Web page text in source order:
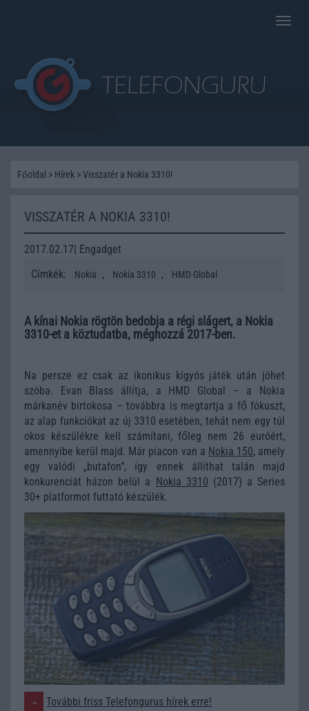
Toggle
Főoldal > Hírek >Visszatér a Nokia 3310!
VISSZATÉR A NOKIA 3310!
2017.02.17| Engadget
Címkék:
Nokia , Nokia 3310 , HMD Global
A kínai Nokia rögtön bedobja a régi slágert, a Nokia
3310-et a köztudatba, méghozzá 2017-ben.
Na persze ez csak az ikonikus kígyós játék után jöhet
szóba. Evan Blass állítja, a HMD Global – a Nokia
márkanév birtokosa – továbbra is megtartja a fő fókuszt,
az alap funkciókat az új 3310 esetében, tehát nem egy túl
okos készülékre kell számítani, főleg nem 26 euróért,
amennyibe kerül majd. Már piacon van a Nokia 150, amely
egy valódi „butafon”, így ennek állíthat talán majd
konkurenciát házon belül a Nokia 3310 (2017) a Series
30+ platformot futtató készülék.
További friss Telefongurus hírek erre!